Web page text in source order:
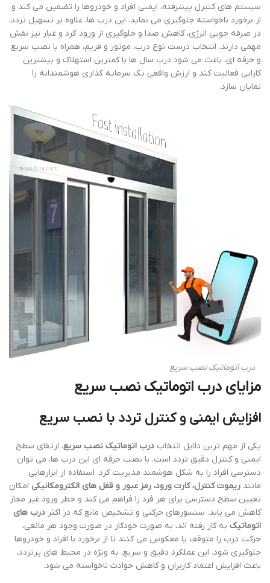
سیستم های کنترل پیشرفته، ایمنی افراد و خودروها را تضمین می کند و
از برخورد ناخواسته جلوگیری می نماید. این درب ها، علاوه بر تسهیل تردد،
در صرفه جویی انرژی، کاهش صدا و جلوگیری از ورود گرد و غبار نیز نقش
مهمی دارند. انتخاب درست نوع درب، موتور و فریم، همراه با نصب سریع
و حرفه ای، باعث می شود درب سال ها با کمترین استهلاک و بیشترین
کارایی فعالیت کند و ارزش واقعی یک سرمایه گذاری هوشمندانه را
نمایان سازد.
درب اتوماتیک نصب سریع
مزایای درب اتوماتیک نصب سریع
افزایش ایمنی و کنترل تردد با نصب سریع
یکی از مهم ترین دلایل انتخاب درب اتوماتیک نصب سریع، ارتقای سطح
ایمنی و کنترل دقیق تردد است. با نصب حرفه ای این درب ها، می توان
دسترسی افراد را به شکل هوشمند مدیریت کرد. استفاده از ابزارهایی
مانند ریموت کنترل، کارت ورود، رمز عبور و قفل های الکترومکانیکی امکان
تعیین سطح دسترسی برای هر فرد را فراهم می کند و خطر ورود غیر مجاز
کاهش می یابد. سنسورهای حرکتی و تشخیص مانع که در اکثر درب های
اتوماتیک به کار رفته اند، به صورت خودکار در صورت وجود هر مانعی،
حرکت درب را متوقف یا معکوس می کنند تا از برخورد با افراد و خودروها
جلوگیری شود. این عملکرد دقیق و سریع، به ویژه در محیط های پرتردد،
باعث افزایش اعتماد کاربران و کاهش حوادث ناخواسته می شود.